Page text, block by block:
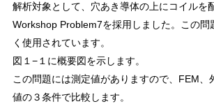
解析対象として、穴あき導体の上にコイルを
Workshop Problem7を採用しました。この問
く使用されています。
図１−１に概要図を示します。
この問題には測定値がありますので、FEM、
値の３条件で比較します。